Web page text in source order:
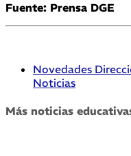
Fuente: Prensa DGE
Novedades
Noticias
Más noticias